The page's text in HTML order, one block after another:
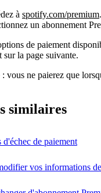
à spotify.com/premium.
un abonnement
de paiement
sur la page suivante.
: vous ne paierez que
similaires
d'échec de paiement
vos informations